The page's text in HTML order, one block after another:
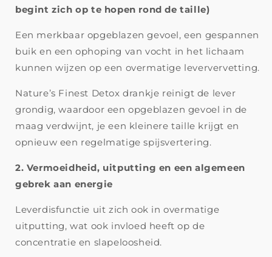
begint zich op te hopen rond de taille)
Een merkbaar opgeblazen gevoel, een gespannen
buik en een ophoping van vocht in het lichaam
kunnen wijzen op een overmatige leververvetting.
Nature’s Finest Detox drankje reinigt de lever
grondig, waardoor een opgeblazen gevoel in de
maag verdwijnt, je een kleinere taille krijgt en
opnieuw een regelmatige spijsvertering.
2. Vermoeidheid, uitputting en een algemeen
gebrek aan energie
Leverdisfunctie uit zich ook in overmatige
uitputting, wat ook invloed heeft op de
concentratie en slapeloosheid.